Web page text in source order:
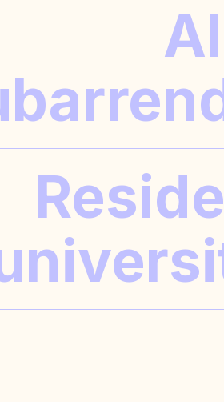
CONTRATO DE